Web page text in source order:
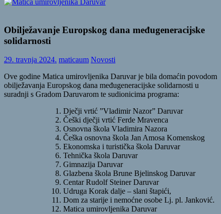
Obilježavanje Europskog dana međugeneracijske
solidarnosti
29. travnja 2024. maticaum Novosti
Ove godine Matica umirovljenika Daruvar je bila domaćin povodom
obilježavanja Europskog dana međugeneracijske solidarnosti u
suradnji s Gradom Daruvarom te sudionicima programa:
Dječji vrtić ”Vladimir Nazor” Daruvar
Češki dječji vrtić Ferde Mravenca
Osnovna škola Vladimira Nazora
Češka osnovna škola Jan Amosa Komenskog
Ekonomska i turistička škola Daruvar
Tehnička škola Daruvar
Gimnazija Daruvar
Glazbena škola Brune Bjelinskog Daruvar
Centar Rudolf Steiner Daruvar
Udruga Korak dalje – slani štapići,
Dom za starije i nemoćne osobe Lj. pl. Janković.
Matica umirovljenika Daruvar